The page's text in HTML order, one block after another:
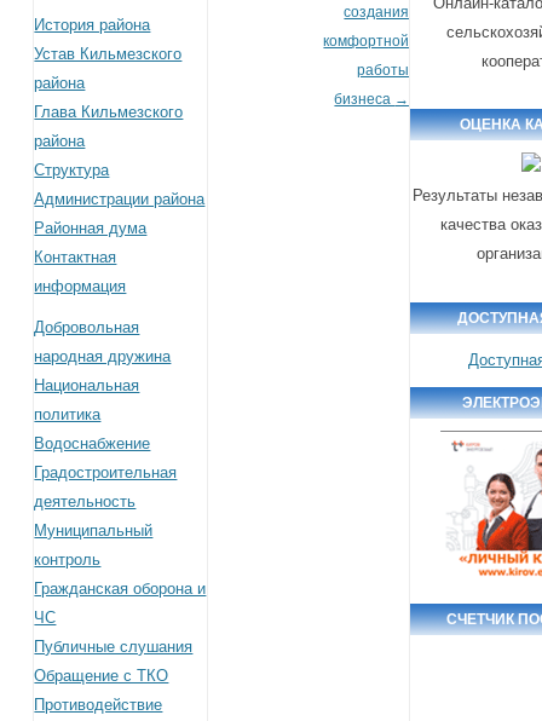
История района
Устав Кильмезского
района
Глава Кильмезского
района
Структура
Администрации района
Районная дума
Контактная
информация
Добровольная
народная дружина
Национальная
политика
Водоснабжение
Градостроительная
деятельность
Муниципальный
контроль
Гражданская оборона и
ЧС
Публичные слушания
Обращение с ТКО
Противодействие
создания
комфортной
работы
бизнеса →
ОЦЕНКА
Результаты
качества
СЧЕТЧИК